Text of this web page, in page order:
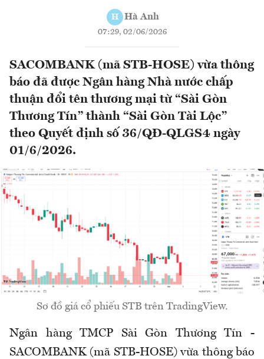
H Hà Anh
07:29, 02/06/2026
SACOMBANK (mã STB-HOSE) vừa thông
báo đã được Ngân hàng Nhà nước chấp
thuận đổi tên thương mại từ “Sài Gòn
Thương Tín” thành “Sài Gòn Tài Lộc”
theo Quyết định số 36/QĐ-QLGS4 ngày
01/6/2026.
Sơ đồ giá cổ phiếu STB trên TradingView.
Ngân hàng TMCP Sài Gòn Thương Tín -
SACOMBANK (mã STB-HOSE) vừa thông báo